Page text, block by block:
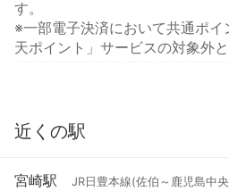
す。
※一部電子決済において共通ポ
天ポイント」サービスの対象外
近くの駅
宮崎駅 JR日豊本線(佐伯～鹿児島中